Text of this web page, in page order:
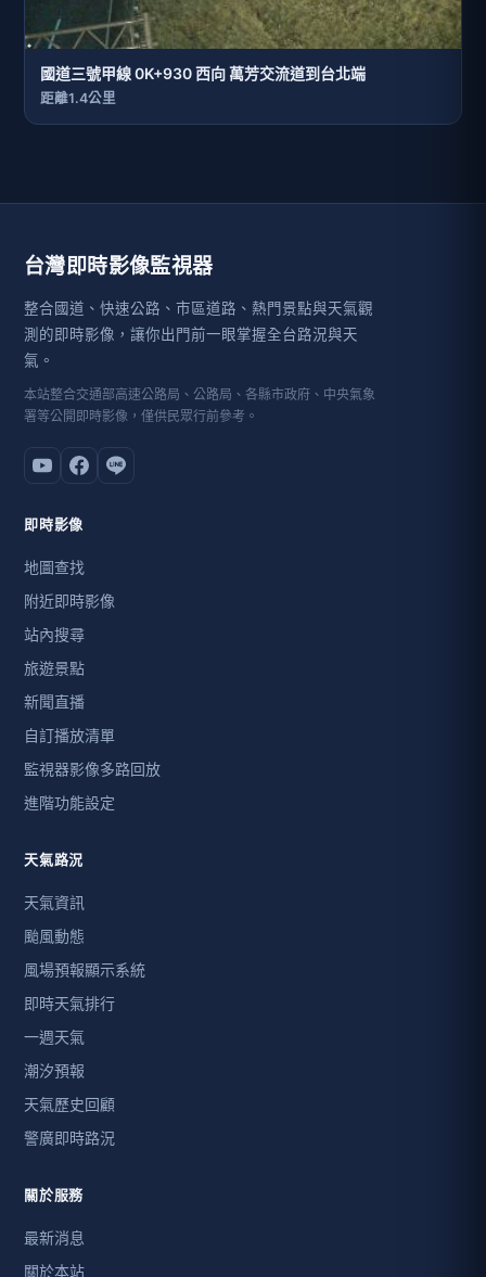
國道三號甲線 0K+930 西向 萬芳交流道到台北端
距離1.4公里
台灣即時影像監視器
整合國道、快速公路、市區道路、熱門景點與天氣觀
測的即時影像，讓你出門前一眼掌握全台路況與天
氣。
本站整合交通部高速公路局、公路局、各縣市政府、中央氣象
署等公開即時影像，僅供民眾行前參考。
即時影像
地圖查找
附近即時影像
站內搜尋
旅遊景點
新聞直播
自訂播放清單
監視器影像多路回放
進階功能設定
天氣路況
天氣資訊
颱風動態
風場預報顯示系統
即時天氣排行
一週天氣
潮汐預報
天氣歷史回顧
警廣即時路況
關於服務
最新消息
關於本站